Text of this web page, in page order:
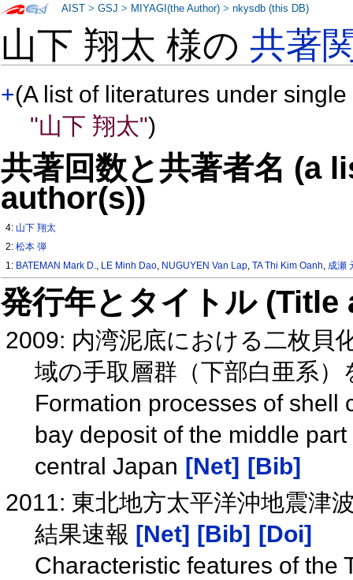
山下 翔太 様の共著
+(A list of literatures under
"山下 翔太")
共著回数と共著者名 (a
author(s))
4: 山下 翔太
2:松本 弾
1: BATEMAN Mark D., LE Minh Dao, NUGUYEN Van Lap,TA Thi Kim Oanh, 成瀬
発行年とタイトル
2009: 内湾泥底における二枚貝
域の手取層群（下部白亜系
Formation processes of shell
bay deposit of the middle
central Japan [Net] [Bib]
2011: 東北地方太平洋沖地震津
結果速報 [Net] [Bib]
[Doi]
Characteristic features of the
AIST >GSJ > MIYAGI(the Author) >nkysdb (this DB)